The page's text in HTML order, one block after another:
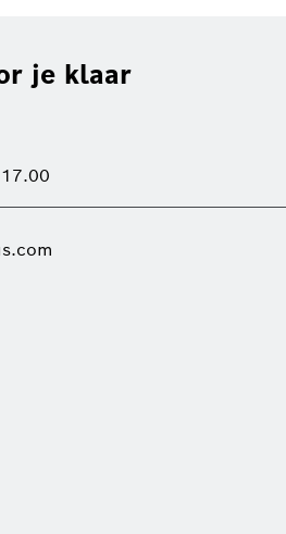
je klaar